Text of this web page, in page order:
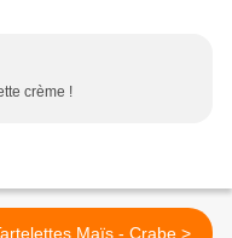
crème !
Tartelettes Maïs - Crabe >